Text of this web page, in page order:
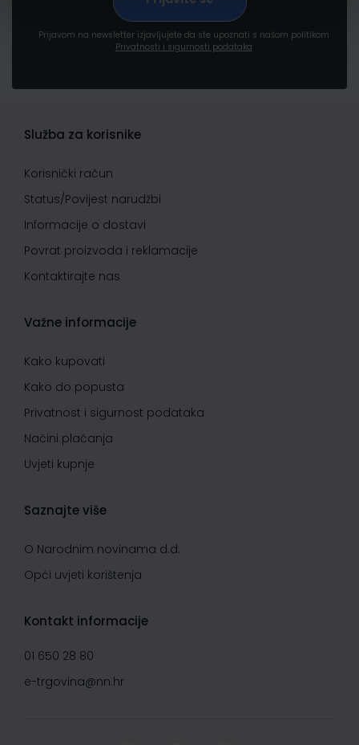
Prijavom na newsletter izjavljujete da ste upoznati s našom politikom
Privatnosti i sigurnosti podataka
Služba za korisnike
Korisnički račun
Status/Povijest narudžbi
Informacije o dostavi
Povrat proizvoda i reklamacije
Kontaktirajte nas
Važne informacije
Kako kupovati
Kako do popusta
Privatnost i sigurnost podataka
Načini plaćanja
Uvjeti kupnje
Saznajte više
O Narodnim novinama d.d.
Opći uvjeti korištenja
Kontakt informacije
01 650 28 80
e-trgovina@nn.hr